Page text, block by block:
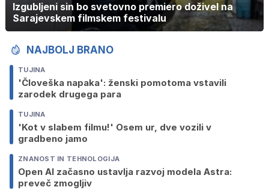
Izgubljeni sin bo svetovno premiero doživel na
Sarajevskem filmskem festivalu
NAJBOLJ BRANO
TUJINA
'Človeška napaka': ženski pomotoma vstavili
zarodek drugega para
TUJINA
'Kot v slabem filmu!' Osem ur, dve vozili v
gradbeno jamo
ZNANOST IN TEHNOLOGIJA
Open AI začasno ustavlja razvoj modela Astra:
preveč zmogljiv